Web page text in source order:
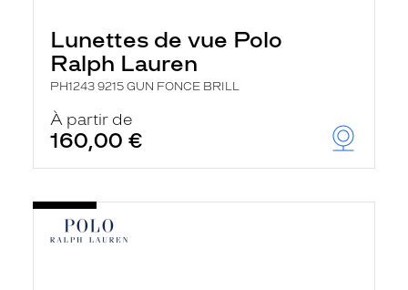
Lunettes de vue Polo
Ralph Lauren
PH1243 9215 GUN FONCE BRILL
À partir de
160,00 €